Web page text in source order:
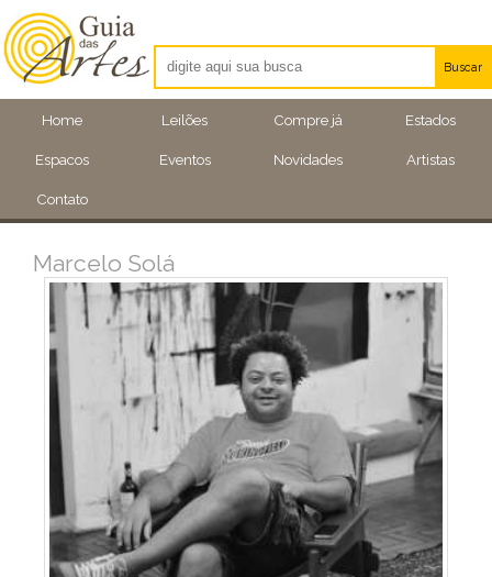
Home Leilões Compre já Estados
Espacos Eventos Novidades Artistas
Contato
Buscar
Artistas
Eventos
Marcelo Solá